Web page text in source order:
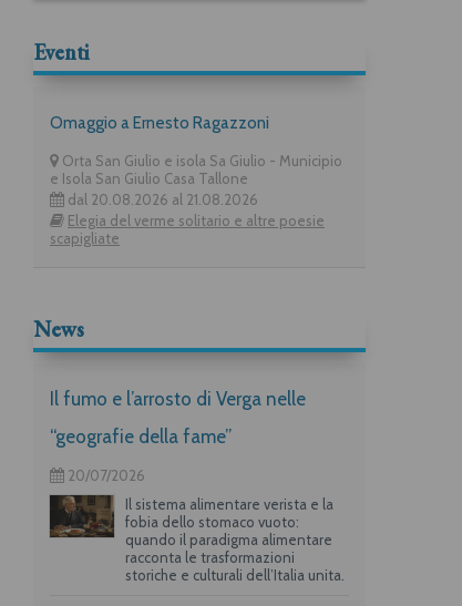
Eventi
Omaggio a Ernesto Ragazzoni
Orta San Giulio e isola Sa Giulio - Municipio
e Isola San Giulio Casa Tallone
dal 20.08.2026 al 21.08.2026
Elegia del verme solitario e altre poesie
scapigliate
News
Il fumo e l’arrosto di Verga nelle
“geografie della fame”
20/07/2026
Il sistema alimentare verista e la
fobia dello stomaco vuoto:
quando il paradigma alimentare
racconta le trasformazioni
storiche e culturali dell’Italia unita.